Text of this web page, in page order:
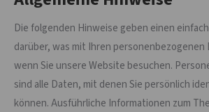
Die folgenden Hinweise geben einen
darüber, was mit Ihren
wenn Sie unsere Website besuchen.
sind alle Daten, mit denen Sie persönlich
können. Ausführliche Informationen zum